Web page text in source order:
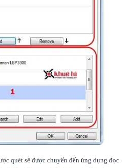
quét sẽ được chuyển đến ứng dụng đọc